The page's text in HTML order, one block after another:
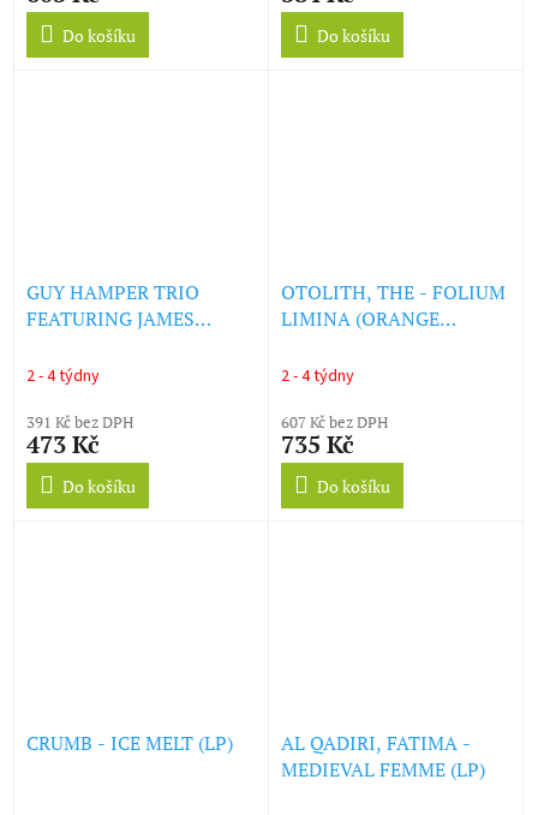
Do košíku Do košíku
GUY HAMPER TRIO
FEATURING JAMES
POISONS IN THE MUD
2 - 4 týdny
391 Kč bez DPH
473 Kč
Do košíku
OTOLITH, THE - FOLIUM
LIMINA (ORANGE
SIDE 2LP) (LP)
2 - 4 týdny
607 Kč bez DPH
735 Kč
Do košíku
CRUMB - ICE MELT (LP)
AL QADIRI, FATIMA -
MEDIEVAL FEMME (LP)